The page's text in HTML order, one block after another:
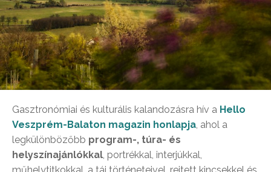
Gasztronómiai és kulturális kalandozásra hív a Hello
Veszprém-Balaton magazin honlapja , ahol a
legkülönbözőbb program-, túra- és
helyszínajánlókkal , portrékkal, interjúkkal,
műhelytitkokkal, a táj történeteivel, rejtett kincsekkel és